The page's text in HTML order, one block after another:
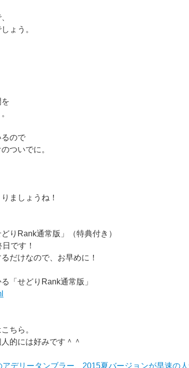
ょう。
ので
ついでに。
ましょうね！
りRank通常版」（特典付き）
です！
だけなので、お早めに！
「せどりRank通常版」
ちら。
的には好みです＾＾
デリータンブラー、2015夏バージョンが早速の人